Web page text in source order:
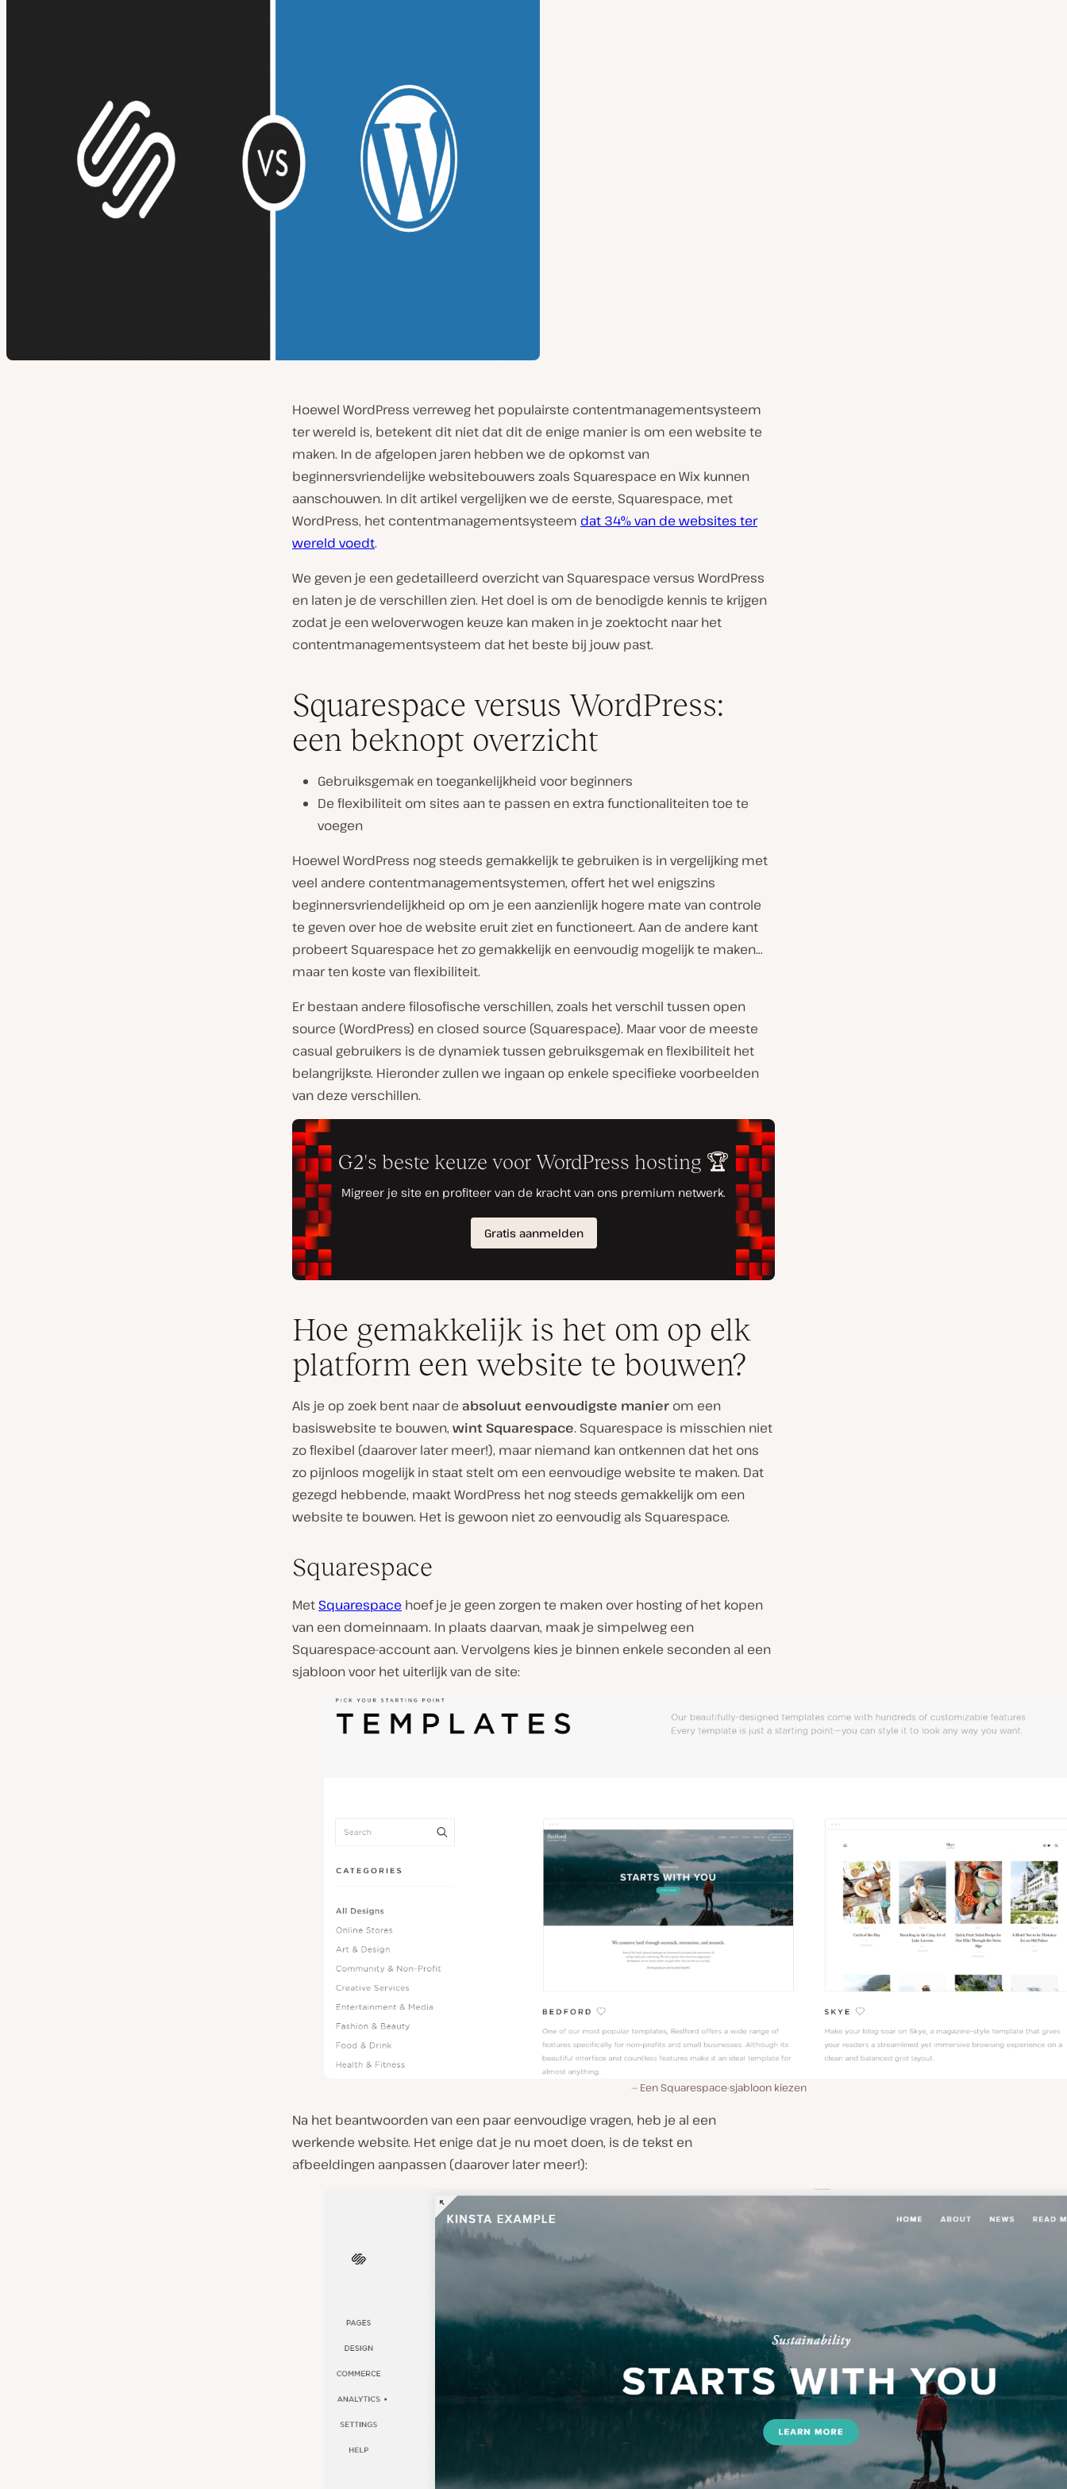
Hoewel WordPress verreweg het populairste contentmanagementsysteem
ter wereld is, betekent dit niet dat dit de enige manier is om een website te
maken. In de afgelopen jaren hebben we de opkomst van
beginnersvriendelijke websitebouwers zoals Squarespace en Wix kunnen
aanschouwen. In dit artikel vergelijken we de eerste, Squarespace, met
WordPress, het contentmanagementsysteem dat 34% van de websites ter
wereld voedt.
We geven je een gedetailleerd overzicht van Squarespace versus WordPress
en laten je de verschillen zien. Het doel is om de benodigde kennis te krijgen
zodat je een weloverwogen keuze kan maken in je zoektocht naar het
contentmanagementsysteem dat het beste bij jouw past.
Squarespace versus WordPress:
een beknopt overzicht
Gebruiksgemak en toegankelijkheid voor beginners
De flexibiliteit om sites aan te passen en extra functionaliteiten toe te
voegen
Hoewel WordPress nog steeds gemakkelijk te gebruiken is in vergelijking met
veel andere contentmanagementsystemen, offert het wel enigszins
beginnersvriendelijkheid op om je een aanzienlijk hogere mate van controle
te geven over hoe de website eruit ziet en functioneert. Aan de andere kant
probeert Squarespace het zo gemakkelijk en eenvoudig mogelijk te maken…
maar ten koste van flexibiliteit.
Er bestaan andere filosofische verschillen, zoals het verschil tussen open
source (WordPress) en closed source (Squarespace). Maar voor de meeste
casual gebruikers is de dynamiek tussen gebruiksgemak en flexibiliteit het
belangrijkste. Hieronder zullen we ingaan op enkele specifieke voorbeelden
van deze verschillen.
Hoe gemakkelijk is het om op elk
platform een website te bouwen?
Als je op zoek bent naar de absoluut eenvoudigste manier om een
basiswebsite te bouwen, wint Squarespace. Squarespace is misschien niet
zo flexibel (daarover later meer!), maar niemand kan ontkennen dat het ons
zo pijnloos mogelijk in staat stelt om een eenvoudige website te maken. Dat
gezegd hebbende, maakt WordPress het nog steeds gemakkelijk om een
website te bouwen. Het is gewoon nietzo eenvoudig als Squarespace.
Squarespace
Met Squarespace hoef je je geen zorgen te maken over hosting of het kopen
van een domeinnaam. In plaats daarvan, maak je simpelweg een
Squarespace-account aan. Vervolgens kies je binnen enkele seconden al een
sjabloon voor het uiterlijk van de site:
Een Squarespace-sjabloon kiezen
Na het beantwoorden van een paar eenvoudige vragen, heb je al een
werkende website. Het enige dat je nu moet doen, is de tekst en
afbeeldingen aanpassen (daarover later meer!):